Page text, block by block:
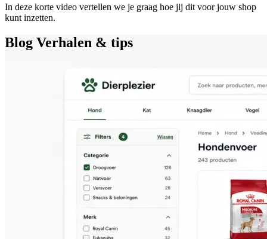
In deze korte video vertellen we je graag hoe jij dit voor jouw shop
kunt inzetten.
Blog Verhalen & tips